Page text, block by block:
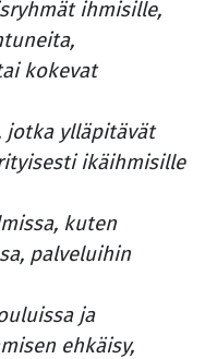
ihmisille,
kokevat
jotka ylläpitävät
ikäihmisille
kuten
palveluihin
ja
ehkäisy,